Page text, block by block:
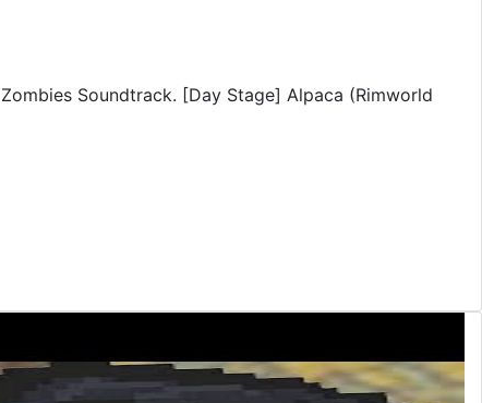
Soundtrack. [Day Stage] Alpaca (Rimworld